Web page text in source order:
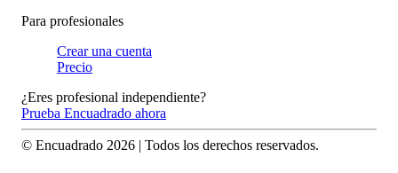
Para profesionales
Crear una cuenta
Precio
¿Eres profesional independiente?
Prueba Encuadrado ahora
© Encuadrado 2026 | Todos los derechos reservados.